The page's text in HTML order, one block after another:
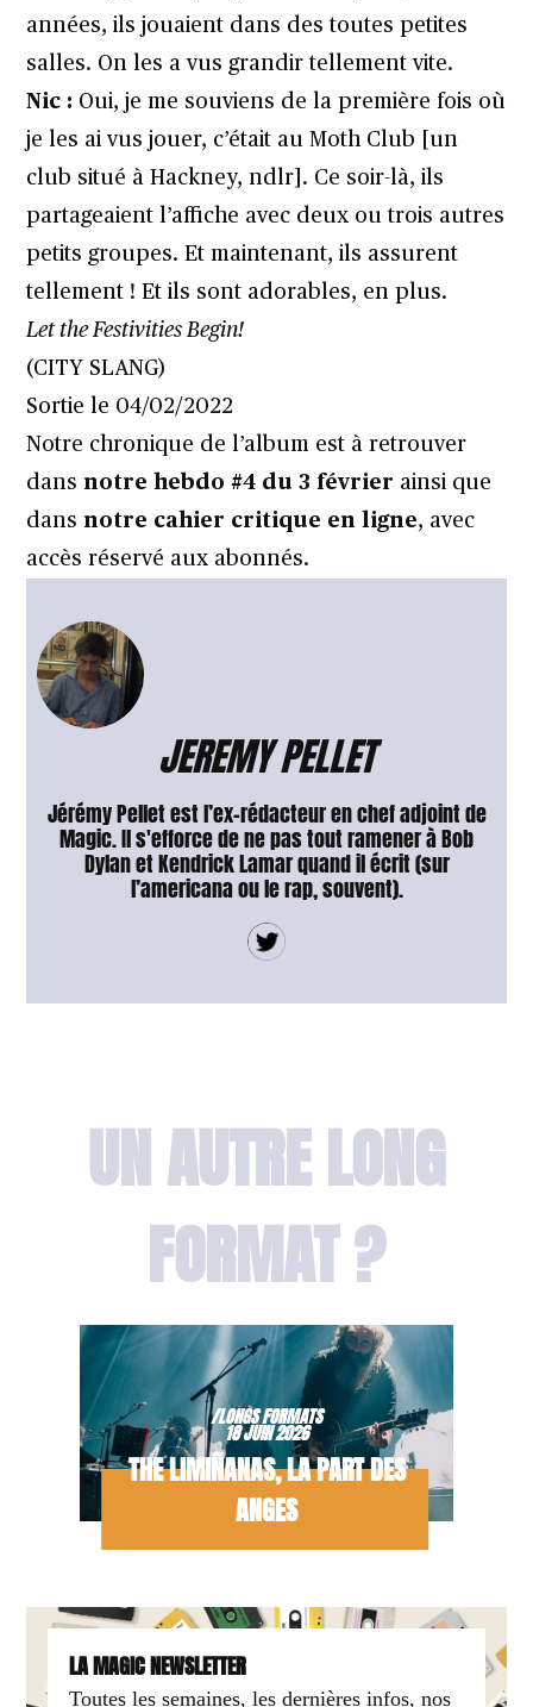
années, ils jouaient dans des toutes petites
salles. On les a vus grandir tellement vite.
Nic : Oui, je me souviens de la première fois où
je les ai vus jouer, c’était au Moth Club [un
club situé à Hackney, ndlr]. Ce soir-là, ils
partageaient l’affiche avec deux ou trois autres
petits groupes. Et maintenant, ils assurent
tellement ! Et ils sont adorables, en plus.
Let the Festivities Begin!
(CITY SLANG)
Sortie le 04/02/2022
Notre chronique de l’album est à retrouver
dansnotre hebdo #4 du 3 février ainsi que
dansnotre cahier critique en ligne, avec
accès réservé aux abonnés.
JEREMY PELLET
Jérémy Pellet est l’ex-rédacteur en chef adjoint de
Magic. Il s'efforce de ne pas tout ramener à Bob
Dylan et Kendrick Lamar quand il écrit (sur
l’americana ou le rap, souvent).
UN AUTRE LONG
FORMAT ?
/LONGS FORMATS
18 JUIN 2026
THE LIMIÑANAS, LA PART DES
ANGES
LA MAGIC NEWSLETTER
Toutes les semaines, les dernières infos, nos